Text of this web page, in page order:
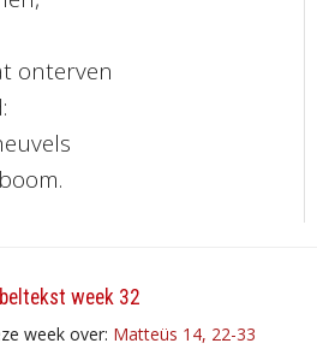
onterven
week 32
week over: Matteüs 14, 22-33